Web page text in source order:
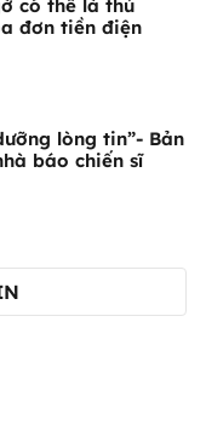
có thể là thủ
đơn tiền điện
lòng tin”- Bản
báo chiến sĩ